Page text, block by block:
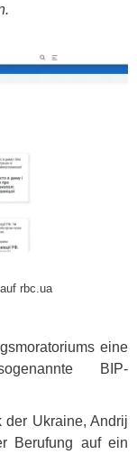
rbc.ua
eine
BIP-
der Ukraine, Andrij
Berufung auf ein